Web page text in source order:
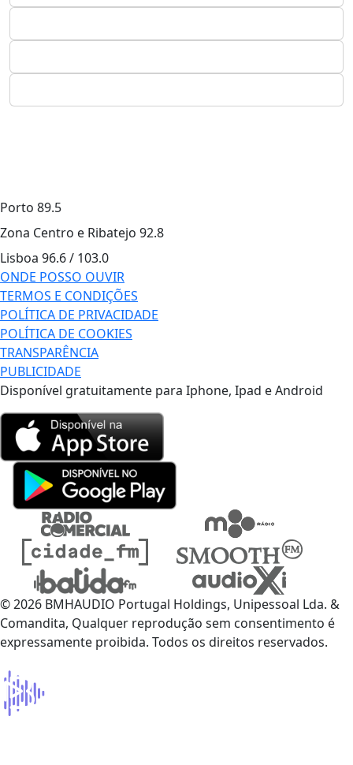
Porto 89.5
Zona Centro e Ribatejo 92.8
Lisboa 96.6 / 103.0
ONDE POSSO OUVIR
TERMOS E CONDIÇÕES
POLÍTICA DE PRIVACIDADE
POLÍTICA DE COOKIES
TRANSPARÊNCIA
PUBLICIDADE
Disponível gratuitamente para Iphone, Ipad e Android
© 2026 BMHAUDIO Portugal Holdings, Unipessoal Lda. &
Comandita, Qualquer reprodução sem consentimento é
expressamente proibida. Todos os direitos reservados.